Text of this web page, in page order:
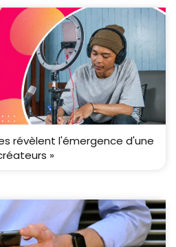
révèlent l'émergence d'une
»